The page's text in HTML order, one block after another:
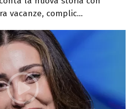
vacanze, complic...